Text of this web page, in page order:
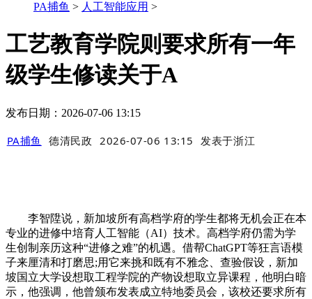
PA捕鱼 > 人工智能应用 >
工艺教育学院则要求所有一年
级学生修读关于A
发布日期：2026-07-06 13:15
PA捕鱼 德清民政 2026-07-06 13:15 发表于浙江
李智陞说，新加坡所有高档学府的学生都将无机会正在本
专业的进修中培育人工智能（AI）技术。高档学府仍需为学
生创制亲历这种“进修之难”的机遇。借帮ChatGPT等狂言语模
子来厘清和打磨思;用它来挑和既有不雅念、查验假设，新加
坡国立大学设想取工程学院的产物设想取立异课程，他明白暗
示，他强调，他曾颁布发表成立特地委员会，该校还要求所有